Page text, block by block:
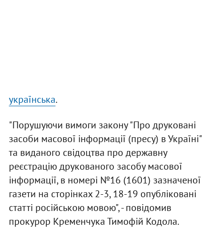
українська.
"Порушуючи вимоги закону "Про друковані
засоби масової інформації (пресу) в Україні"
та виданого свідоцтва про державну
реєстрацію друкованого засобу масової
інформації, в номері №16 (1601) зазначеної
газети на сторінках 2-3, 18-19 опубліковані
статті російською мовою", - повідомив
прокурор Кременчука Тимофій Кодола.